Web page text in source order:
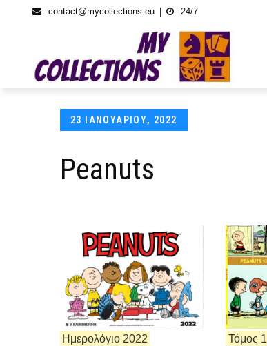
contact@mycollections.eu 24/7
Posted
23 ΙΑΝΟΥΑΡΊΟΥ, 2022
Peanuts
Ημερολόγιο 2022 Τόμος 1